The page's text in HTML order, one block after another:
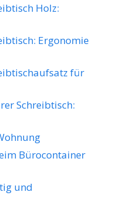
Holz:
Ergonomie
für
Schreibtisch:
Bürocontainer
und